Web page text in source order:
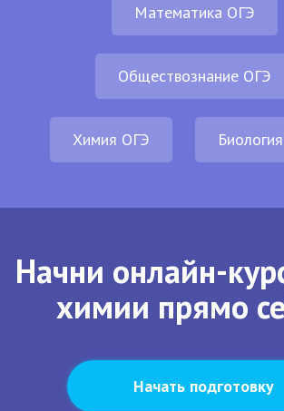
Математика ОГЭ
Обществознание ОГЭ
Химия ОГЭ
Начни онлайн-
химии прямо
Начать подготовку